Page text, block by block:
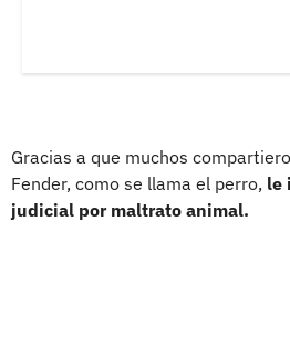
Gracias a que muchos
Fender, como se llama el perro, le
judicial por maltrato animal.